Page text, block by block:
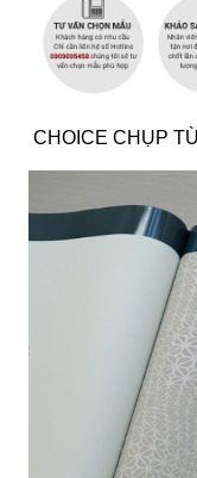
CHOICE CHỤP